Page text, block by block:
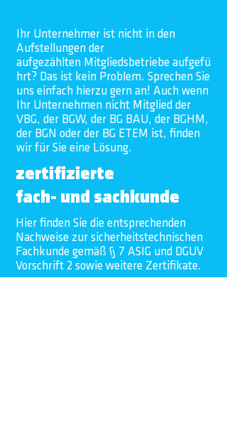
Ihr Unternehmer ist nicht in den
Aufstellungen der
aufgezählten Mitgliedsbetriebe aufgefü
hrt? Das ist kein Problem. Sprechen Sie
uns einfach hierzu gern an! Auch wenn
Ihr Unternehmen nicht Mitglied der
VBG, der BGW, der BG BAU, der BGHM,
der BGN oder der BG ETEM ist, finden
wir für Sie eine Lösung.
zertifizierte
fach- und sachkunde
Hier finden Sie die entsprechenden
Nachweise zur sicherheitstechnischen
Fachkunde gemäß § 7 ASIG und DGUV
Vorschrift 2 sowie weitere Zertifikate.